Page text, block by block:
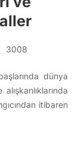
3008
dünya
itibaren